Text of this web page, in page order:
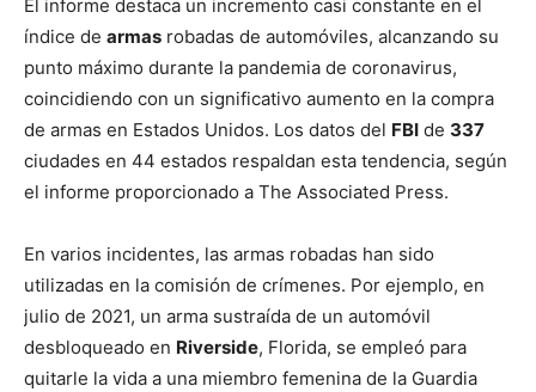
El informe destaca un incremento casi constante en el
índice de armas robadas de automóviles, alcanzando su
punto máximo durante la pandemia de coronavirus,
coincidiendo con un significativo aumento en la compra
de armas en Estados Unidos. Los datos del FBI de 337
ciudades en 44 estados respaldan esta tendencia, según
el informe proporcionado a The Associated Press.
En varios incidentes, las armas robadas han sido
utilizadas en la comisión de crímenes. Por ejemplo, en
julio de 2021, un arma sustraída de un automóvil
desbloqueado en Riverside, Florida, se empleó para
quitarle la vida a una miembro femenina de la Guardia